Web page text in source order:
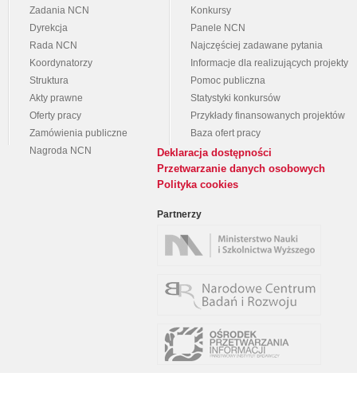
Zadania NCN
Dyrekcja
Rada NCN
Koordynatorzy
Struktura
Akty prawne
Oferty pracy
Zamówienia publiczne
Nagroda NCN
Konkursy
Panele NCN
Najczęściej zadawane pytania
Informacje dla realizujących projekty
Pomoc publiczna
Statystyki konkursów
Przykłady finansowanych projektów
Baza ofert pracy
Deklaracja dostępności
Przetwarzanie danych osobowych
Polityka cookies
Partnerzy